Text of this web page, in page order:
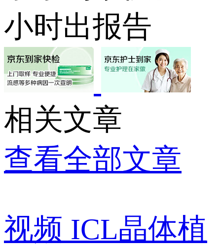
小时出报告
相关文章
查看全部文章
视频 ICL晶体植